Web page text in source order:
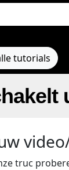
tutorials
truc